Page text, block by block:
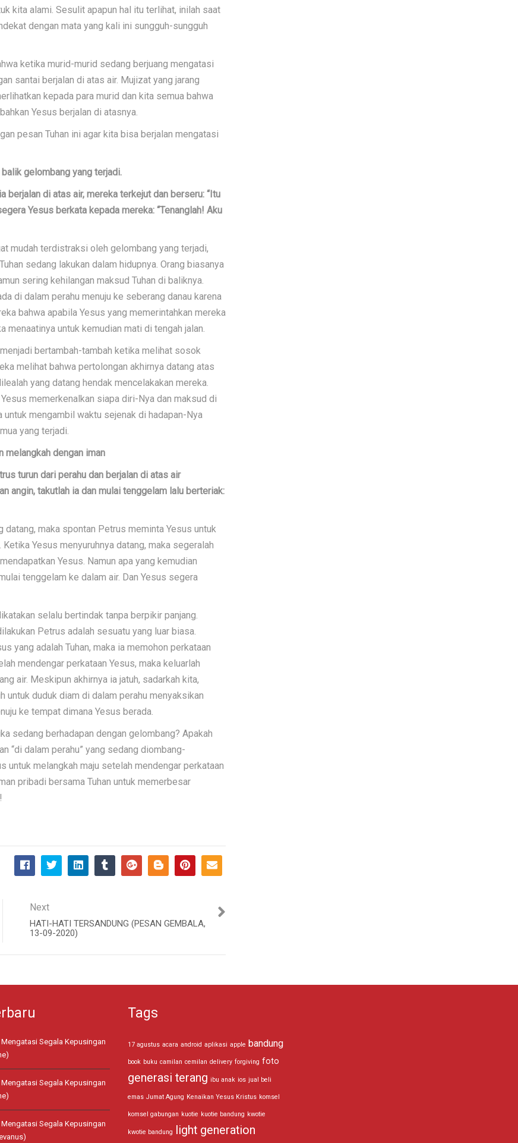
kita alami. Sesulit apapun hal itu terlihat, inilah saat
dengan mata yang kali ini sungguh-sungguh
ketika murid-murid sedang berjuang mengatasi
santai berjalan di atas air. Mujizat yang jarang
kepada para murid dan kita semua bahwa
Yesus berjalan di atasnya.
pesan Tuhan ini agar kita bisa berjalan mengatasi
gelombang yang terjadi.
di atas air, mereka terkejut dan berseru: “Itu
Yesus berkata kepada mereka: “Tenanglah! Aku
mudah terdistraksi oleh gelombang yang terjadi,
sedang lakukan dalam hidupnya. Orang biasanya
sering kehilangan maksud Tuhan di baliknya.
di dalam perahu menuju ke seberang danau karena
bahwa apabila Yesus yang memerintahkan mereka
menaatinya untuk kemudian mati di tengah jalan.
bertambah-tambah ketika melihat sosok
melihat bahwa pertolongan akhirnya datang atas
yang datang hendak mencelakakan mereka.
memerkenalkan siapa diri-Nya dan maksud di
mengambil waktu sejenak di hadapan-Nya
yang terjadi.
melangkah dengan iman
turun dari perahu dan berjalan di atas air
angin, takutlah ia dan mulai tenggelam lalu berteriak:
maka spontan Petrus meminta Yesus untuk
Yesus menyuruhnya datang, maka segeralah
Yesus. Namun apa yang kemudian
tenggelam ke dalam air. Dan Yesus segera
selalu bertindak tanpa berpikir panjang.
Petrus adalah sesuatu yang luar biasa.
yang adalah Tuhan, maka ia memohon perkataan
mendengar perkataan Yesus, maka keluarlah
air. Meskipun akhirnya ia jatuh, sadarkah kita,
untuk duduk diam di dalam perahu menyaksikan
ke tempat dimana Yesus berada.
sedang berhadapan dengan gelombang? Apakah
“di dalam perahu” yang sedang diombang-
melangkah maju setelah mendengar perkataan
pribadi bersama Tuhan untuk memerbesar
Next
HATI-HATI TERSANDUNG (PESAN GEMBALA,
13-09-2020)
Mengatasi Segala Kepusingan
Mengatasi Segala Kepusingan
Mengatasi Segala Kepusingan
Tags
17 agustus acara android aplikasi apple bandung
book buku camilan cemilan delivery forgiving foto
generasi terang ibu anak ios jual beli
emas Jumat Agung Kenaikan Yesus Kristus komsel
komsel gabungan kuotie kuotie bandung kwotie
kwotie bandung light generation